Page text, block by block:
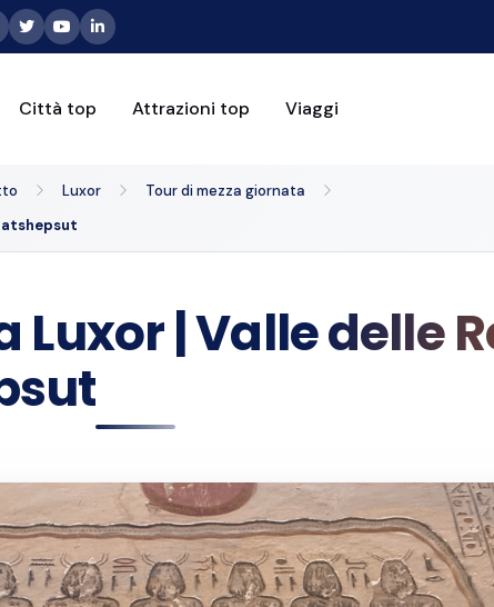
Città top Attrazioni top Viaggi
Luxor
Tour di mezza giornata
Luxor | Valle delle